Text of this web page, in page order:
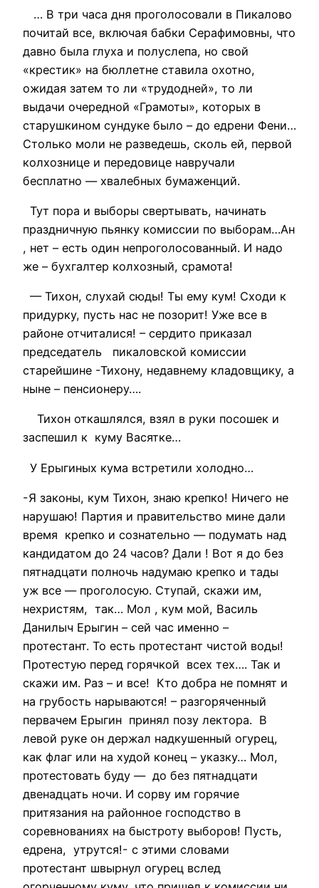
… В три часа дня проголосовали в Пикалово
почитай все, включая бабки Серафимовны, что
давно была глуха и полуслепа, но свой
«крестик» на бюллетне ставила охотно,
ожидая затем то ли «трудодней», то ли
выдачи очередной «Грамоты», которых в
старушкином сундуке было – до едрени Фени…
Столько моли не разведешь, сколь ей, первой
колхознице и передовице навручали
бесплатно — хвалебных бумаженций.
Тут пора и выборы свертывать, начинать
праздничную пьянку комиссии по выборам…Ан
, нет – есть один непроголосованный. И надо
же – бухгалтер колхозный, срамота!
— Тихон, слухай сюды! Ты ему кум! Сходи к
придурку, пусть нас не позорит! Уже все в
районе отчиталися! – сердито приказал
председатель пикаловской комиссии
старейшине -Тихону, недавнему кладовщику, а
ныне – пенсионеру….
Тихон откашлялся, взял в руки посошек и
заспешил к куму Васятке…
У Ерыгиных кума встретили холодно…
-Я законы, кум Тихон, знаю крепко! Ничего не
нарушаю! Партия и правительство мине дали
время крепко и сознательно — подумать над
кандидатом до 24 часов? Дали ! Вот я до без
пятнадцати полночь надумаю крепко и тады
уж все — проголосую. Ступай, скажи им,
нехристям, так… Мол , кум мой, Василь
Данилыч Ерыгин – сей час именно –
протестант. То есть протестант чистой воды!
Протестую перед горячкой всех тех…. Так и
скажи им. Раз – и все! Кто добра не помнят и
на грубость нарываются! – разгоряченный
первачем Ерыгин принял позу лектора. В
левой руке он держал надкушенный огурец,
как флаг или на худой конец – указку… Мол,
протестовать буду — до без пятнадцати
двенадцать ночи. И сорву им горячие
притязания на районное господство в
соревнованиях на быстроту выборов! Пусть,
едрена, утрутся!- с этими словами
протестант швырнул огурец вслед